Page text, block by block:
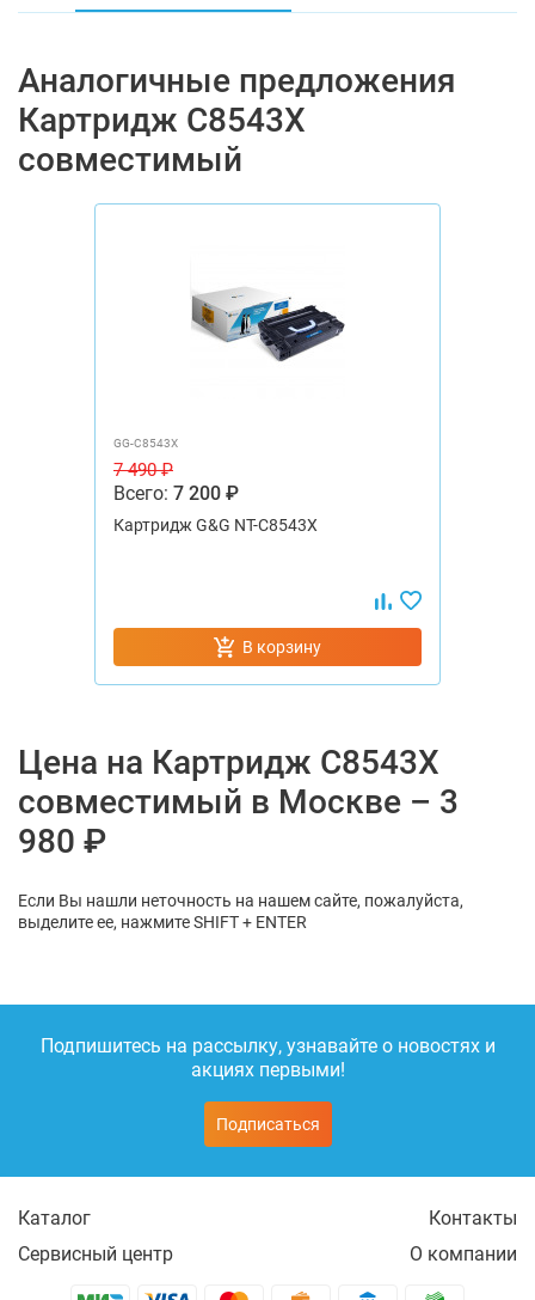
Аналогичные предложения
Картридж C8543X
совместимый
GG-C8543X
7 490 ₽
Всего: 7 200 ₽
Картридж G&G NT-C8543X
В корзину
Цена на Картридж C8543X
совместимый в Москве – 3
980 ₽
Если Вы нашли неточность на нашем сайте, пожалуйста,
выделите ее, нажмите SHIFT + ENTER
Подпишитесь на рассылку, узнавайте о новостях и
акциях первыми!
Подписаться
Каталог
Контакты
Сервисный центр
О компании